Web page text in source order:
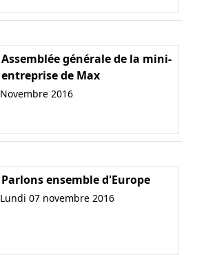
Assemblée générale de la mini-
entreprise de Max
Novembre 2016
Parlons ensemble d'Europe
Lundi 07 novembre 2016